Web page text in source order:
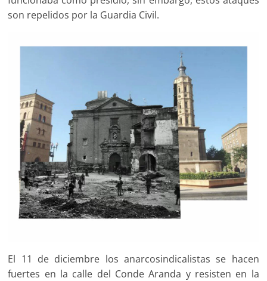
son repelidos por la Guardia Civil.
El 11 de diciembre los anarcosindicalistas se hacen
fuertes en la calle del Conde Aranda y resisten en la